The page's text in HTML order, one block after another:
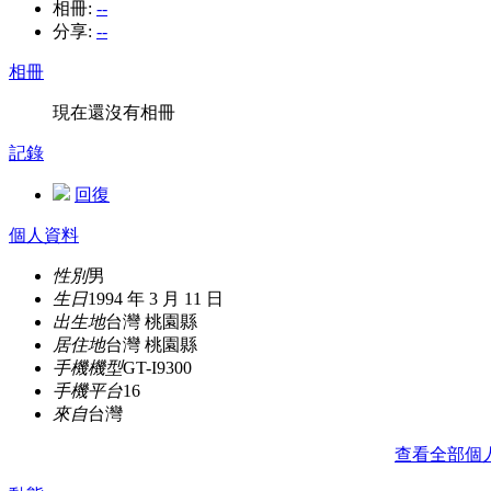
相冊: --
分享: --
相冊
現在還沒有相冊
記錄
回復
個人資料
性別男
生日1994 年 3 月 11 日
出生地台灣 桃園縣
居住地台灣 桃園縣
手機機型GT-I9300
手機平台16
來自台灣
查看全部個